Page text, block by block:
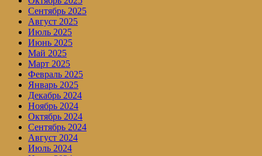
Сентябрь 2025
Август 2025
Июль 2025
Июнь 2025
Май 2025
Март 2025
Февраль 2025
Январь 2025
Декабрь 2024
Ноябрь 2024
Октябрь 2024
Сентябрь 2024
Август 2024
Июль 2024